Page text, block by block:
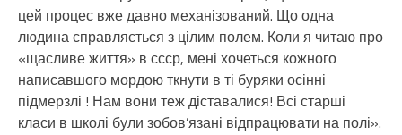
цей процес вже давно механізований. Що одна
людина справляється з цілим полем. Коли я читаю про
«щасливе життя» в ссср, мені хочеться кожного
написавшого мордою ткнути в ті буряки осінні
підмерзлі ! Нам вони теж діставалися! Всі старші
класи в школі були зобов’язані відпрацювати на полі».